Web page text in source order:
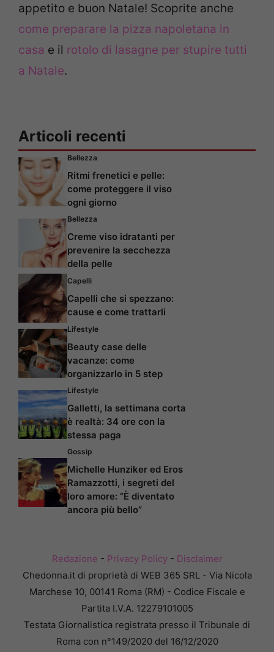
appetito e buon Natale! Scoprite anche
come preparare la pizza napoletana in
casa e il rotolo di lasagne per stupire tutti
a Natale.
Articoli recenti
Bellezza
Ritmi frenetici e pelle:
come proteggere il viso
ogni giorno
Bellezza
Creme viso idratanti per
prevenire la secchezza
della pelle
Capelli
Capelli che si spezzano:
cause e come trattarli
Lifestyle
Beauty case delle
vacanze: come
organizzarlo in 5 step
Lifestyle
Galletti, la settimana corta
è realtà: 34 ore con la
stessa paga
Gossip
Michelle Hunziker ed Eros
Ramazzotti, i segreti del
loro amore: “È diventato
ancora più bello”
Redazione - Privacy Policy- Disclaimer
Chedonna.it di proprietà di WEB 365 SRL - Via Nicola
Marchese 10, 00141 Roma (RM) - Codice Fiscale e
Partita I.V.A. 12279101005
Testata Giornalistica registrata presso il Tribunale di
Roma con n°149/2020 del 16/12/2020